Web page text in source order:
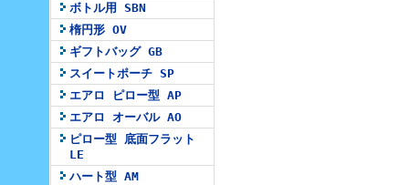
ボトル用 SBN
楕円形 OV
ギフトバッグ GB
スイートポーチ SP
エアロ ピロー型 AP
エアロ オーバル AO
ピロー型 底面フラット
LE
ハート型 AM